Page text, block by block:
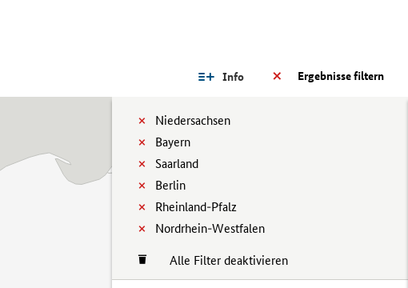
Ergebnisse filtern
Info
Niedersachsen
Bayern
Saarland
Berlin
Rheinland-Pfalz
Nordrhein-Westfalen
Alle Filter deaktivieren